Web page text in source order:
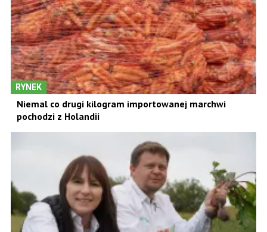
RYNEK
Niemal co drugi kilogram importowanej marchwi
pochodzi z Holandii